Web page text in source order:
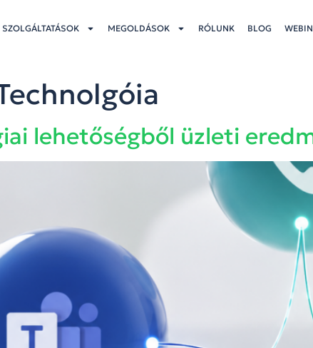
SZOLGÁLTATÁSOK MEGOLDÁSOK RÓLUNK BLOG
lehetőségből üzleti